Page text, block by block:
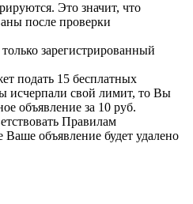
Это значит, что
после проверки
зарегистрированный
подать 15 бесплатных
исчерпали свой лимит, то Вы
объявление за 10 руб.
Правилам
объявление будет удалено